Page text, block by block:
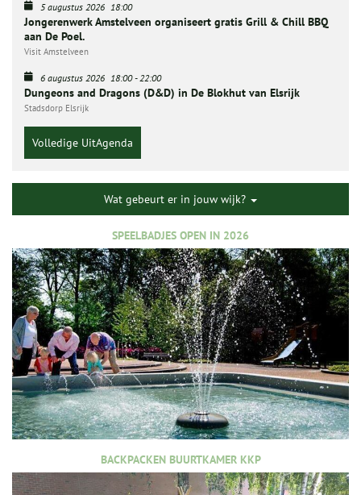
5 augustus 2026 18:00
Jongerenwerk Amstelveen organiseert gratis Grill & Chill BBQ
aan De Poel.
Visit Amstelveen
6 augustus 2026 18:00-22:00
Dungeons and Dragons (D&D) in De Blokhut van Elsrijk
Stadsdorp Elsrijk
Volledige UitAgenda
Wat gebeurt er in jouw wijk?
SPEELBADJES OPEN IN 2026
BACKPACKEN BUURTKAMER KKP